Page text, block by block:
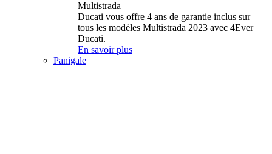
Multistrada
Ducati vous offre 4 ans de garantie inclus sur
tous les modèles Multistrada 2023 avec 4Ever
Ducati.
En savoir plus
Panigale